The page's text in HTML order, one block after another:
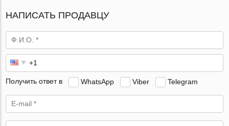
НАПИСАТЬ ПРОДАВЦУ
Получить ответ в WhatsApp Viber Telegram